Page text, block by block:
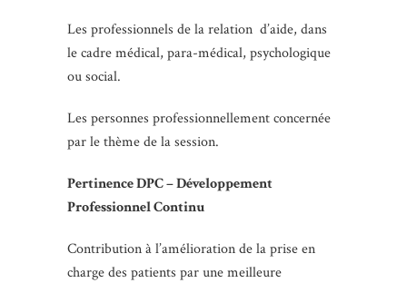
Les professionnels de la relation d’aide, dans
le cadre médical, para-médical, psychologique
ou social.
Les personnes professionnellement concernée
par le thème de la session.
Pertinence DPC – Développement
Professionnel Continu
Contribution à l’amélioration de la prise en
charge des patients par une meilleure